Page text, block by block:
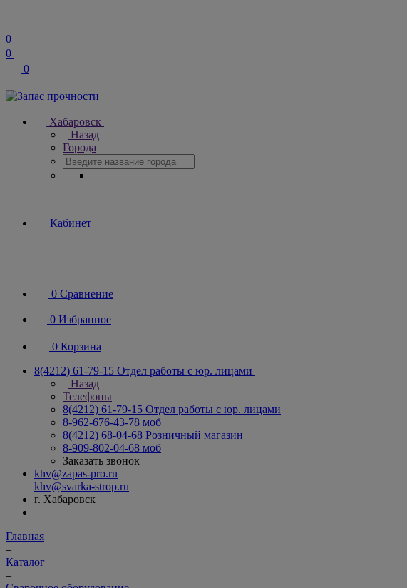
0
0
0
Хабаровск
Назад
Города
Кабинет
0 Сравнение
0 Избранное
0 Корзина
8(4212) 61-79-15 Отдел работы с юр. лицами
Назад
Телефоны
8(4212) 61-79-15 Отдел работы с юр. лицами
8-962-676-43-78 моб
8(4212) 68-04-68 Розничный магазин
8-909-802-04-68 моб
Заказать звонок
khv@zapas-pro.ru
khv@svarka-strop.ru
г. Хабаровск
Главная
–
Каталог
–